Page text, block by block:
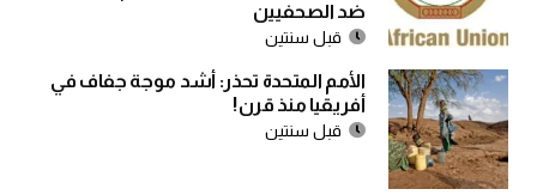
ضد الصحفيين
قبل سنتين
الأمم المتحدة تحذر: أشد موجة جفاف في
أفريقيا منذ قرن!
قبل سنتين